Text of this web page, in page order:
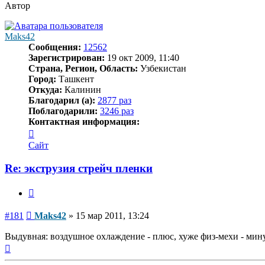
Автор
Maks42
Сообщения: 12562
Зарегистрирован: 19 окт 2009, 11:40
Страна, Регион, Область: Узбекистан
Город: Ташкент
Откуда: Калинин
Благодарил (а): 2877 раз
Поблагодарили: 3246 раз
Контактная информация:
информация
пользователя
Сайт
Re: экструзия стрейч пленки
#181 Сообщение
Maks42 » 15 мар 2011, 13:24
Выдувная: воздушное охлаждение - плюс, хуже физ-мехи -